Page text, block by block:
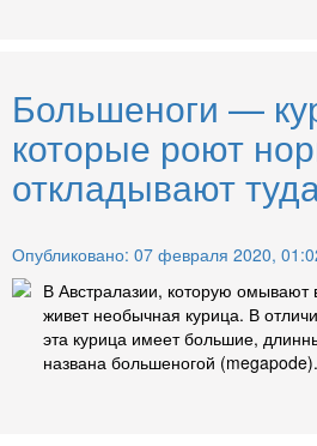
Большеноги —
которые роют
откладывают
Опубликовано: 07 февраля 2020,
В Австралазии, которую омывают
живет необычная курица. В
эта курица имеет большие,
названа большеногой